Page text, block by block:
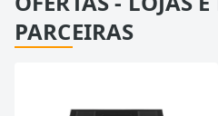
PARCEIRAS